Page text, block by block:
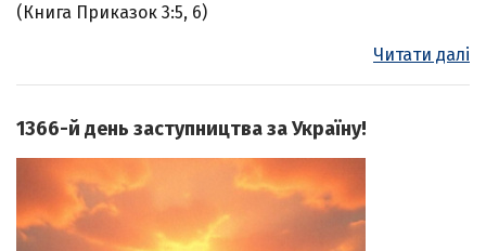
(Книга Приказок 3:5, 6)
Читати далі
1366-й день заступництва за Україну!